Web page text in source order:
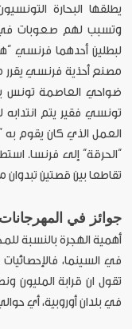
يطلقها البحارة
وتسبب لهم صعوبات في
لبطلين أحدهما فرنسي
مصنع أحذية فرنسي يقرر
ضواحي العاصمة تونس
تونسي فقير يتم
العمل الذي كان يقوم به
“الحرقة” إلى فرنسا.
تقاطعا بين قصتين تبدوان
جوائز في المهرجانات
أهمية الهجرة بالنسبة
تقول ان قرابة المليون
في بلدان أوروبية، أي حوالي 13% من مجموع